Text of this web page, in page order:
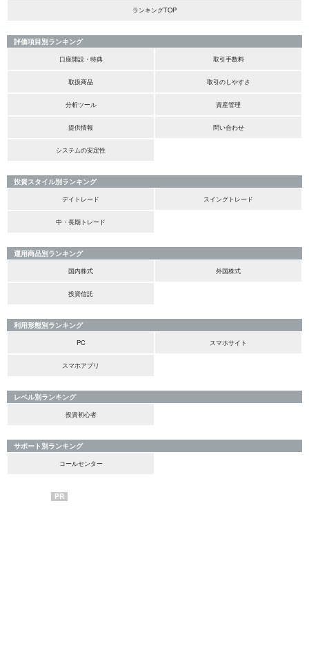
ランキングTOP
評価項目別ランキング
口座開設・特典
取引手数料
取扱商品 取引のしやすさ
分析ツール 資産管理
提供情報 問い合わせ
システムの安定性
投資スタイル別ランキング
デイトレード
スイングトレード
中・長期トレード
運用商品別ランキング
国内株式
外国株式
投資信託
利用形態別ランキング
PC
スマホサイト
スマホアプリ
レベル別ランキング
投資初心者
サポート別ランキング
コールセンター
PR